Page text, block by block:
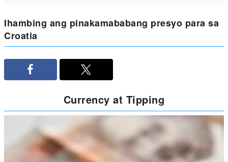
Ihambing ang pinakamababang presyo para sa
Croatia
Currency at Tipping